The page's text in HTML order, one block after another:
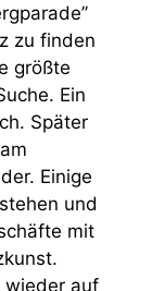
zu finden
größte
Ein
Später
Einige
und
mit
wieder auf